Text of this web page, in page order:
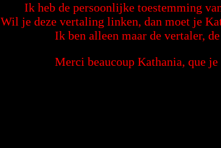
Ik heb de persoonlijke toestemming
Wil je deze vertaling linken, dan moet je
Ik ben alleen maar de vertaler,
Merci beaucoup Kathania, que